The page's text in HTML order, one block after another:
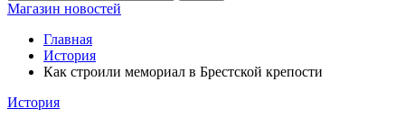
Магазин новостей
Главная
История
Как строили мемориал в Брестской крепости
История